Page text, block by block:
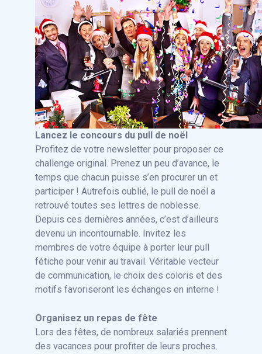
Lancez le concours du pull de noël
Profitez de votre newsletter pour proposer ce
challenge original. Prenez un peu d’avance, le
temps que chacun puisse s’en procurer un et
participer ! Autrefois oublié, le pull de noël a
retrouvé toutes ses lettres de noblesse.
Depuis ces dernières années, c’est d’ailleurs
devenu un incontournable. Invitez les
membres de votre équipe à porter leur pull
fétiche pour venir au travail. Véritable vecteur
de communication, le choix des coloris et des
motifs favoriseront les échanges en interne !
Organisez un repas de fête
Lors des fêtes, de nombreux salariés prennent
des vacances pour profiter de leurs proches.